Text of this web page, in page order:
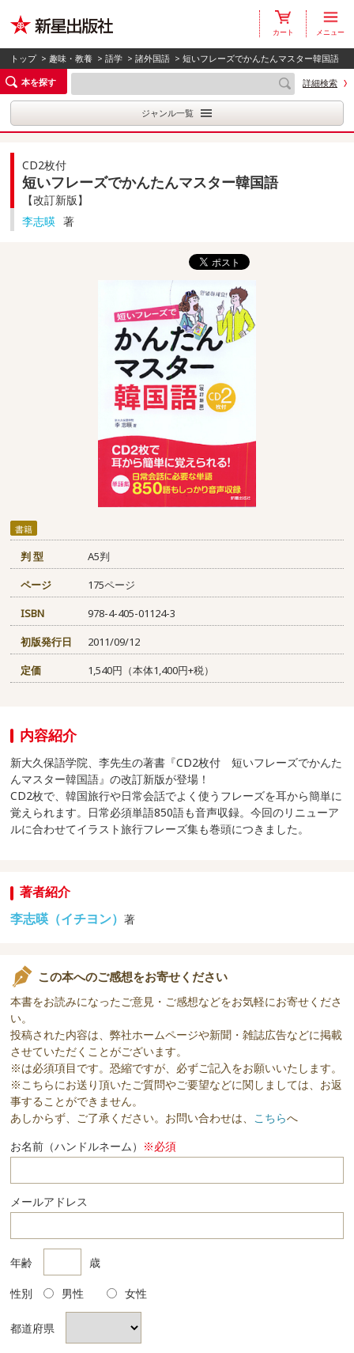
カート メニュー
トップ >趣味・教養 >語学 >諸外国語 > 短いフレーズでかんたんマスター韓国語
本を探す
詳細検索
ジャンル一覧
CD2枚付
短いフレーズでかんたんマスター韓国語
【改訂新版】
李志暎 著
書籍
判 型
A5判
ページ
175ページ
ISBN
978-4-405-01124-3
初版発行日
2011/09/12
定価
1,540円（本体1,400円+税）
内容紹介
新大久保語学院、李先生の著書『CD2枚付 短いフレーズでかんた
んマスター韓国語』の改訂新版が登場！
CD2枚で、韓国旅行や日常会話でよく使うフレーズを耳から簡単に
覚えられます。日常必須単語850語も音声収録。今回のリニューア
ルに合わせてイラスト旅行フレーズ集も巻頭につきました。
著者紹介
李志暎（イチヨン）著
この本へのご感想をお寄せください
本書をお読みになったご意見・ご感想などをお気軽にお寄せくださ
い。
投稿された内容は、弊社ホームページや新聞・雑誌広告などに掲載
させていただくことがございます。
※は必須項目です。恐縮ですが、必ずご記入をお願いいたします。
※こちらにお送り頂いたご質問やご要望などに関しましては、お返
事することができません。
あしからず、ご了承ください。お問い合わせは、 こちらへ
お名前（ハンドルネーム） ※必須
メールアドレス
年齢 歳
性別 男性 女性
都道府県